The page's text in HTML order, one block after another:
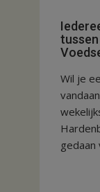
tussen
Wil je